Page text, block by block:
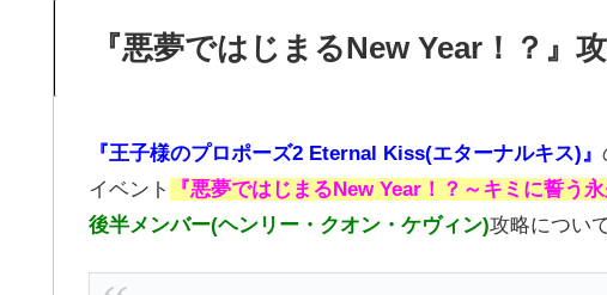
『悪夢ではじまるNew Year！？』
『王子様のプロポーズ2 Eternal Kiss(エターナルキス)』
イベント
『悪夢ではじまるNew Year！？～キミに誓う永
後半メンバー(ヘンリー・クオン・ケヴィン)攻略につい